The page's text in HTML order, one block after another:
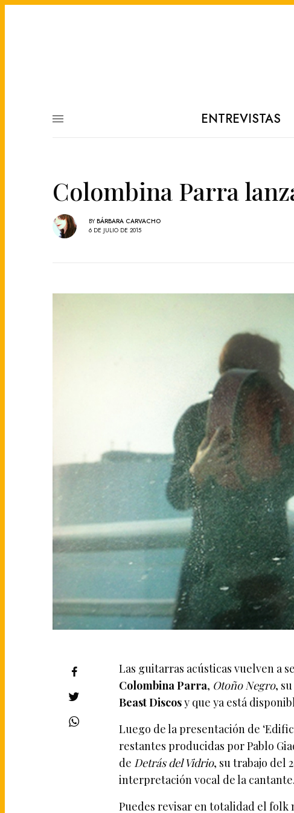
ENTREVISTAS
Colombina Parra
BY BÁRBARA CARVACHO
6 DE JULIO DE 2015
Las guitarras acústicas vuelven a
Colombina Parra, Otoño Negro,
Beast Discosy que ya está
Luego de la presentación de
restantes producidas por Pablo
de Detrás del Vidrio, su trabajo del
interpretación vocal de la cantante.
Puedes revisar en totalidad el folk